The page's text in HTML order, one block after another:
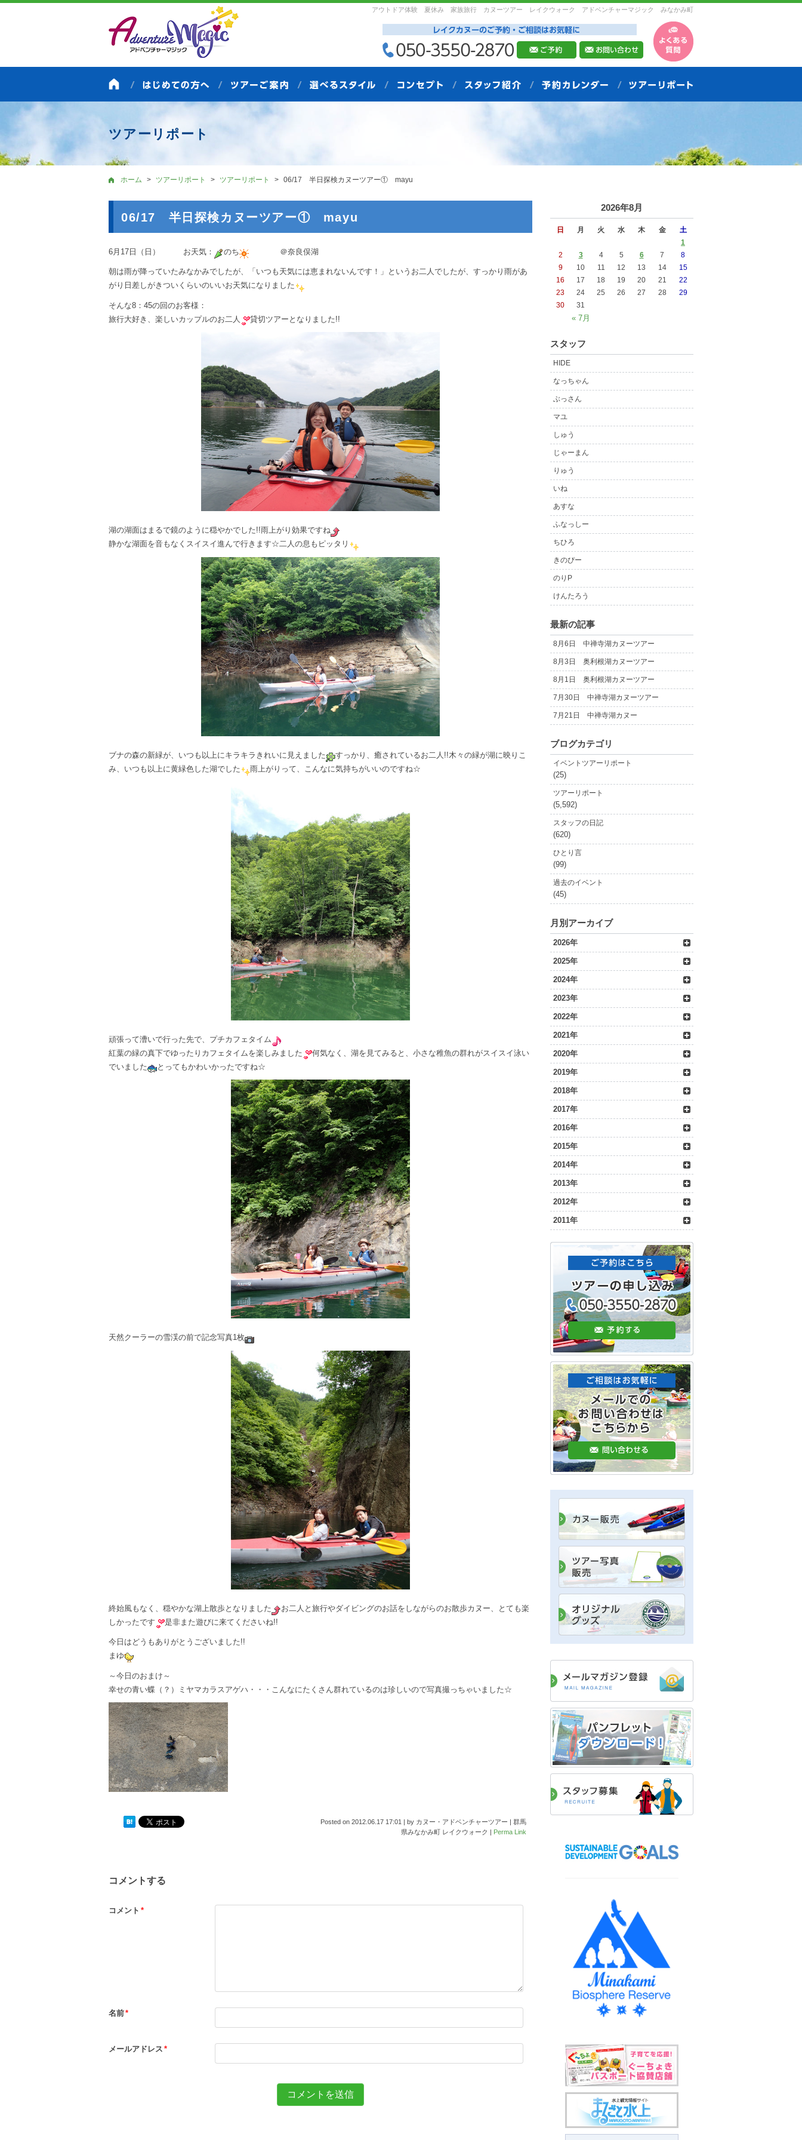
アウトドア体験 夏休み 家族旅行 カヌーツアー レイクウォーク アドベンチャーマジック みなかみ町
ツアーリポート
ホーム ツアーリポート ツアーリポート 06/17 半日探検カヌーツアー① mayu
06/17 半日探検カヌーツアー① mayu
6月17日（日） お天気： のち ＠奈良俣湖
朝は雨が降っていたみなかみでしたが、「いつも天気には恵まれないんです！」というお二人でしたが、すっかり雨があ
がり日差しがきついくらいのいいお天気になりました
そんな8：45の回のお客様：
旅行大好き、楽しいカップルのお二人
貸切ツアーとなりました!!
湖の湖面はまるで鏡のように穏やかでした!!雨上がり効果ですね
静かな湖面を音もなくスイスイ進んで行きます☆二人の息もピッタリ
ブナの森の新緑が、いつも以上にキラキラきれいに見えました
すっかり、癒されているお二人!!木々の緑が湖に映りこ
み、いつも以上に黄緑色した湖でした
雨上がりって、こんなに気持ちがいいのですね☆
頑張って漕いで行った先で、プチカフェタイム
紅葉の緑の真下でゆったりカフェタイムを楽しみました
何気なく、湖を見てみると、小さな稚魚の群れがスイスイ泳い
でいました
とってもかわいかったですね☆
天然クーラーの雪渓の前で記念写真1枚
終始風もなく、穏やかな湖上散歩となりました
お二人と旅行やダイビングのお話をしながらのお散歩カヌー、とても楽
しかったです
是非また遊びに来てくださいね!!
今日はどうもありがとうございました!!
まゆ
～今日のおまけ～
幸せの青い蝶（？）ミヤマカラスアゲハ・・・こんなにたくさん群れているのは珍しいので写真撮っちゃいました☆
Posted on 2012.06.17 17:01 | by カヌー・アドベンチャーツアー | 群馬
県みなかみ町 レイクウォーク | Perma Link
コメントする
コメント *
名前*
メールアドレス *
2026年8月
日 月 火 水 木 金 土
« 7月
1
2
3 4 5 6 7
8
9
10 11 12 13 14
15
16
17 18 19 20 21
22
23
24 25 26 27 28
29
30
31
スタッフ
HIDE
なっちゃん
ぶっさん
マユ
しゅう
じゃーまん
りゅう
いね
あすな
ふなっしー
ちひろ
きのぴー
のりP
けんたろう
最新の記事
8月6日 中禅寺湖カヌーツアー
8月3日 奥利根湖カヌーツアー
8月1日 奥利根湖カヌーツアー
7月30日 中禅寺湖カヌーツアー
7月21日 中禅寺湖カヌー
ブログカテゴリ
イベントツアーリポート
(25)
ツアーリポート
(5,592)
スタッフの日記
(620)
ひとり言
(99)
過去のイベント
(45)
月別アーカイブ
2026年
2025年
2024年
2023年
2022年
2021年
2020年
2019年
2018年
2017年
2016年
2015年
2014年
2013年
2012年
2011年